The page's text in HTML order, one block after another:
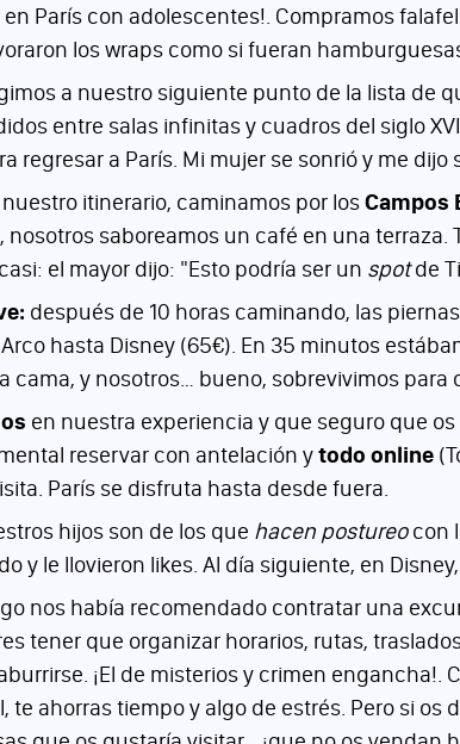
París con adolescentes!. Compramos
los wraps como si fueran
a nuestro siguiente punto de la lista de
entre salas infinitas y cuadros del siglo
regresar a París. Mi mujer se sonrió y me
itinerario, caminamos por losCampos
nosotros saboreamos un café en una terraza.
el mayor dijo: "Esto podría ser un spotde
después de 10 horas caminando, las
hasta Disney (65€). En 35 minutos
cama, y nosotros… bueno, sobrevivimos para
en nuestra experiencia y que seguro que
reservar con antelación ytodo online
París se disfruta hasta desde fuera.
hijos son de los que hacen postureocon
y le llovieron likes. Al día siguiente, en
nos había recomendado contratar una
tener que organizar horarios, rutas,
¡El de misterios y crimen
te ahorras tiempo y algo de estrés. Pero si